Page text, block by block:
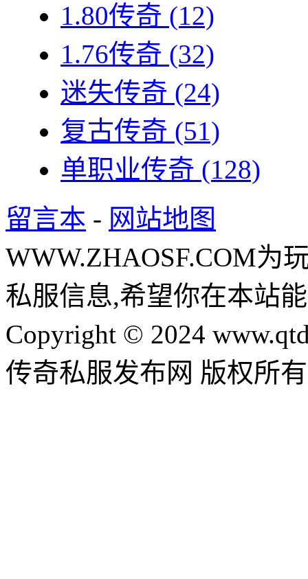
1.80传奇 (12)
1.76传奇 (32)
迷失传奇 (24)
复古传奇 (51)
单职业传奇 (128)
留言本 - 网站地图
WWW.ZHAOSF.COM为
私服信息,希望你在本站
Copyright © 2024
传奇私服发布网 版权所有